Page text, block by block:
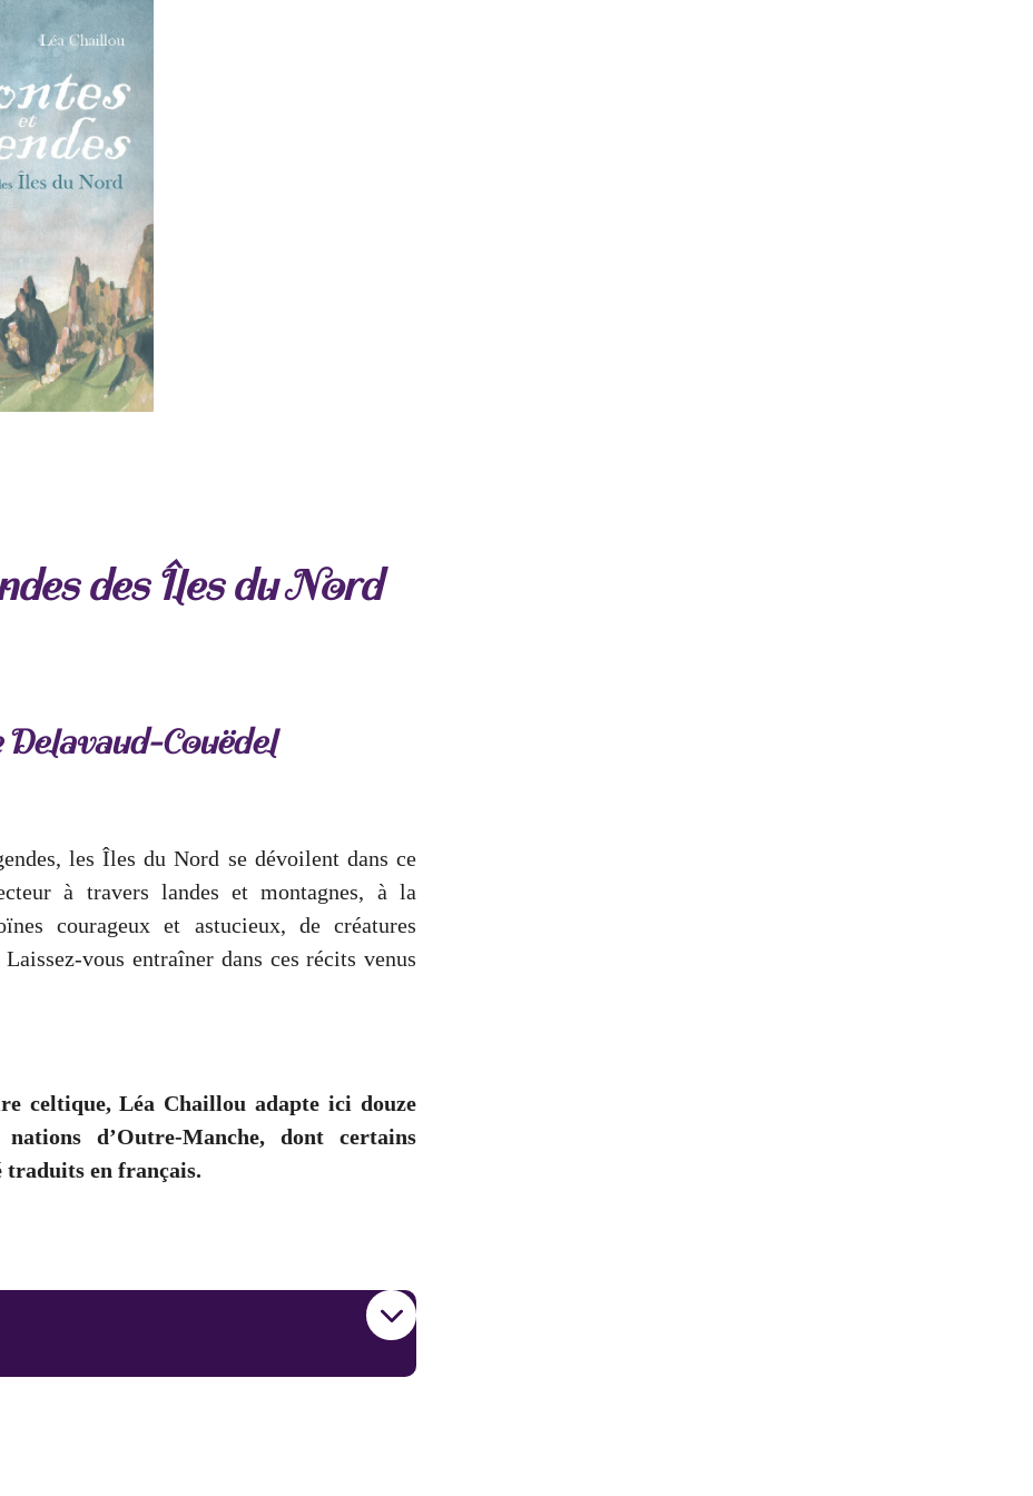
des Îles du Nord
Couëdel
les Îles du Nord se dévoilent dans ce
à travers landes et montagnes, à la
courageux et astucieux, de créatures
vous entraîner dans ces récits venus
celtique, Léa Chaillou adapte ici douze
d’Outre-Manche, dont certains
traduits en français.